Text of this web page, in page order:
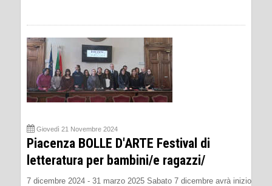
Giovedì 21 Novembre 2024
Piacenza BOLLE D'ARTE Festival di
letteratura per bambini/e ragazzi/
7 dicembre 2024 - 31 marzo 2025 Sabato 7 dicembre avrà inizio